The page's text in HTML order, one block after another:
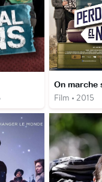
On marche
Film • 2015